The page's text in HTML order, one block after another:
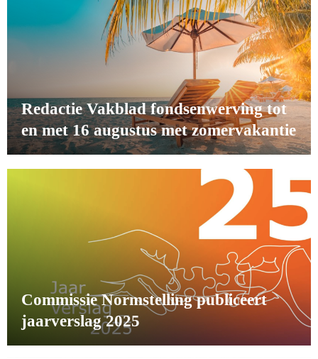
Redactie Vakblad fondsenwerving tot
en met 16 augustus met zomervakantie
Commissie Normstelling publiceert
jaarverslag 2025